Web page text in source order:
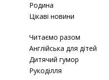
Родина
Цікаві новини
Читаємо разом
Англійська для дітей
Дитячий гумор
Рукоділля